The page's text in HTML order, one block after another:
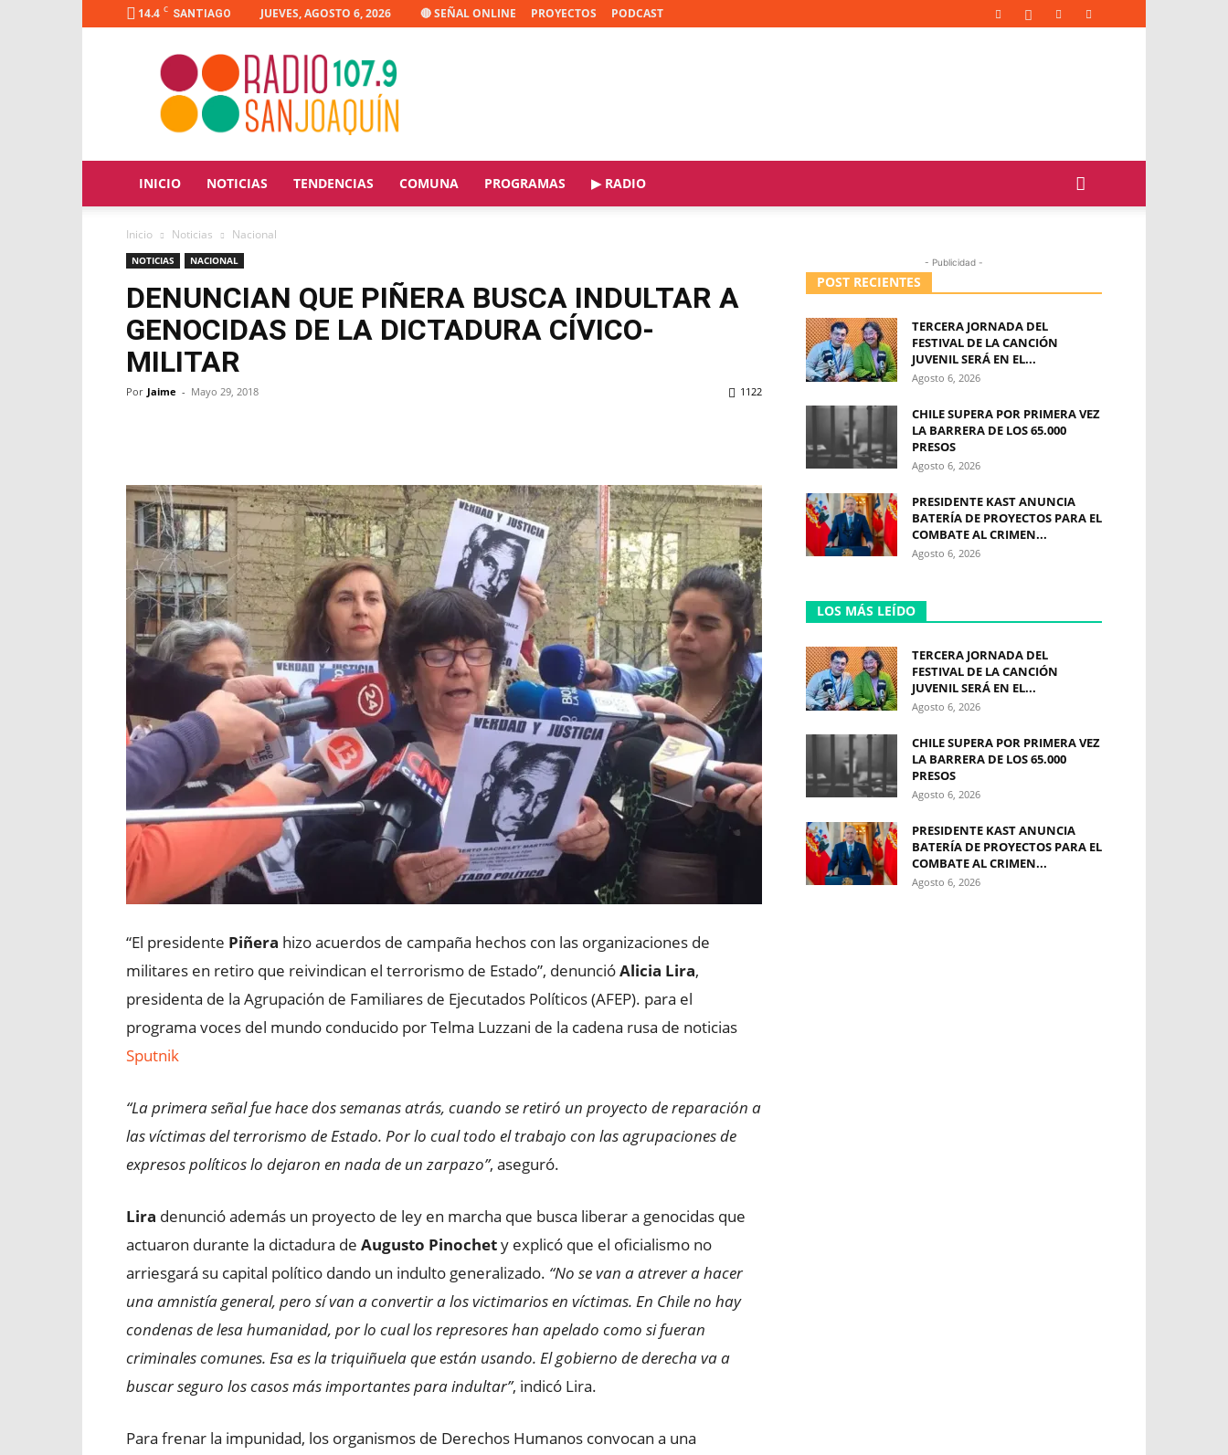
14.4 C SANTIAGO JUEVES, AGOSTO 6, 2026 🔴 SEÑAL ONLINE PROYECTOS PODCAST
Radio
Joaquín
INICIO NOTICIAS TENDENCIAS COMUNA PROGRAMAS ▶ RADIO
Inicio Noticias Nacional
NOTICIAS NACIONAL
DENUNCIAN QUE PIÑERA BUSCA INDULTAR A
GENOCIDAS DE LA DICTADURA CÍVICO-
MILITAR
Por Jaime - Mayo 29, 2018 1122
“El presidente Piñera hizo acuerdos de campaña hechos con las organizaciones de
militares en retiro que reivindican el terrorismo de Estado”, denuncióAlicia Lira,
presidenta de la Agrupación de Familiares de Ejecutados Políticos (AFEP). para el
programa voces del mundo conducido por Telma Luzzani de la cadena rusa de noticias
Sputnik
“La primera señal fue hace dos semanas atrás, cuando se retiró un proyecto de reparación a
las víctimas del terrorismo de Estado. Por lo cual todo el trabajo con las agrupaciones de
expresos políticos lo dejaron en nada de un zarpazo”, aseguró.
Lira denunció además un proyecto de ley en marcha que busca liberar a genocidas que
actuaron durante la dictadura de Augusto Pinochety explicó que el oficialismo no
arriesgará su capital político dando un indulto generalizado. “No se van a atrever a hacer
una amnistía general, pero sí van a convertir a los victimarios en víctimas. En Chile no hay
condenas de lesa humanidad, por lo cual los represores han apelado como si fueran
criminales comunes. Esa es la triquiñuela que están usando. El gobierno de derecha va a
buscar seguro los casos más importantes para indultar”, indicó Lira.
Para frenar la impunidad, los organismos de Derechos Humanos convocan a una
- Publicidad -
POST RECIENTES
TERCERA JORNADA DEL
FESTIVAL DE LA CANCIÓN
JUVENIL SERÁ EN EL...
Agosto 6, 2026
CHILE SUPERA POR PRIMERA VEZ
LA BARRERA DE LOS 65.000
PRESOS
Agosto 6, 2026
PRESIDENTE KAST ANUNCIA
BATERÍA DE PROYECTOS PARA EL
COMBATE AL CRIMEN...
Agosto 6, 2026
LOS MÁS LEÍDO
TERCERA JORNADA DEL
FESTIVAL DE LA CANCIÓN
JUVENIL SERÁ EN EL...
Agosto 6, 2026
CHILE SUPERA POR PRIMERA VEZ
LA BARRERA DE LOS 65.000
PRESOS
Agosto 6, 2026
PRESIDENTE KAST ANUNCIA
BATERÍA DE PROYECTOS PARA EL
COMBATE AL CRIMEN...
Agosto 6, 2026